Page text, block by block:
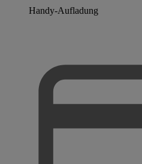
Handy-Aufladung